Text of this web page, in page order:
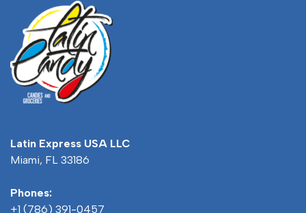
Latin Express USA LLC
Miami, FL 33186
Phones:
+1 (786) 391-0457